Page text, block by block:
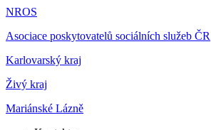
NROS
Asociace poskytovatelů sociálních služeb ČR
Karlovarský kraj
Živý kraj
Mariánské Lázně